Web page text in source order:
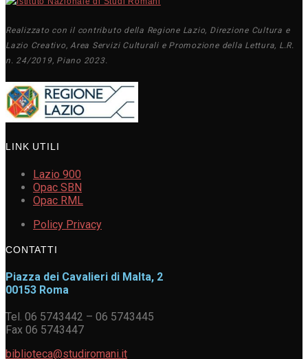
Realizzato con il contributo della Regione Lazio, Direzione Cultura e
Lazio Creativo, Area Servizi Culturali e Promozione della Lettura, L.R.
n. 24/2019, Piano 2023.
LINK UTILI
Lazio 900
Opac SBN
Opac RML
Policy Privacy
CONTATTI
Piazza dei Cavalieri di Malta, 2
00153 Roma
Tel. 06 5743442 – 06 5743445
Fax 06 5743447
biblioteca@studiromani.it